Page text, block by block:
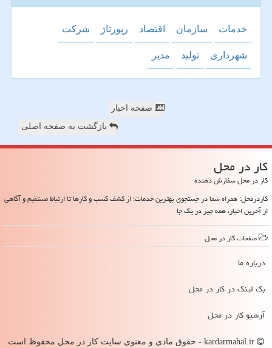
خدمات سازمان اقتصاد رپورتاژ شركت
شهرداری تولید مدیر
صفحه اخبار
بازگشت به صفحه اصلی
كار در محل
کار در محل سفارش دهنده
کاردرمحل: همراه شما در جستجوی بهترین خدمات؛ از کشف کسب و کارها تا ارتباط مستقیم و آگاهی
از آخرین اخبار، همه چیز در یک جا
صفحات كار در محل
درباره ما
بک لینک در كار در محل
آرشیو كار در محل